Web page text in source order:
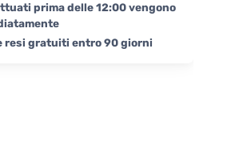
prima delle 12:00 vengono
resi gratuiti entro 90 giorni